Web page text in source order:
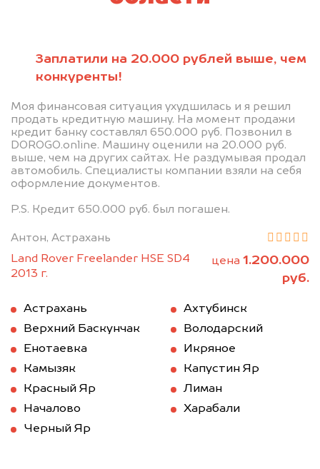
Заплатили на 20.000 рублей выше, чем
конкуренты!
Моя финансовая ситуация ухудшилась и я решил
продать кредитную машину. На момент продажи
кредит банку составлял 650.000 руб. Позвонил в
DOROGO.online. Машину оценили на 20.000 руб.
выше, чем на других сайтах. Не раздумывая продал
автомобиль. Специалисты компании взяли на себя
оформление документов.
P.S. Кредит 650.000 руб. был погашен.
Антон, Астрахань
Land Rover Freelander HSE SD4
2013 г.
цена 1.200.000
руб.
Астрахань
Ахтубинск
Верхний Баскунчак
Володарский
Енотаевка
Икряное
Камызяк
Капустин Яр
Красный Яр
Лиман
Началово
Харабали
Черный Яр